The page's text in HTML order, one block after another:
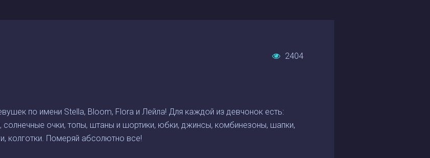
2404
по имени Stella, Bloom, Flora и Лейла! Для каждой из девчонок есть:
солнечные очки, топы, штаны и шортики, юбки, джинсы, комбинезоны, шапки,
колготки. Померяй абсолютно все!